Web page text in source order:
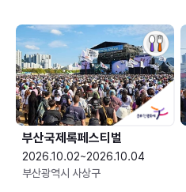
부산국제록페스티벌
2026.10.02~2026.10.04
부산광역시 사상구